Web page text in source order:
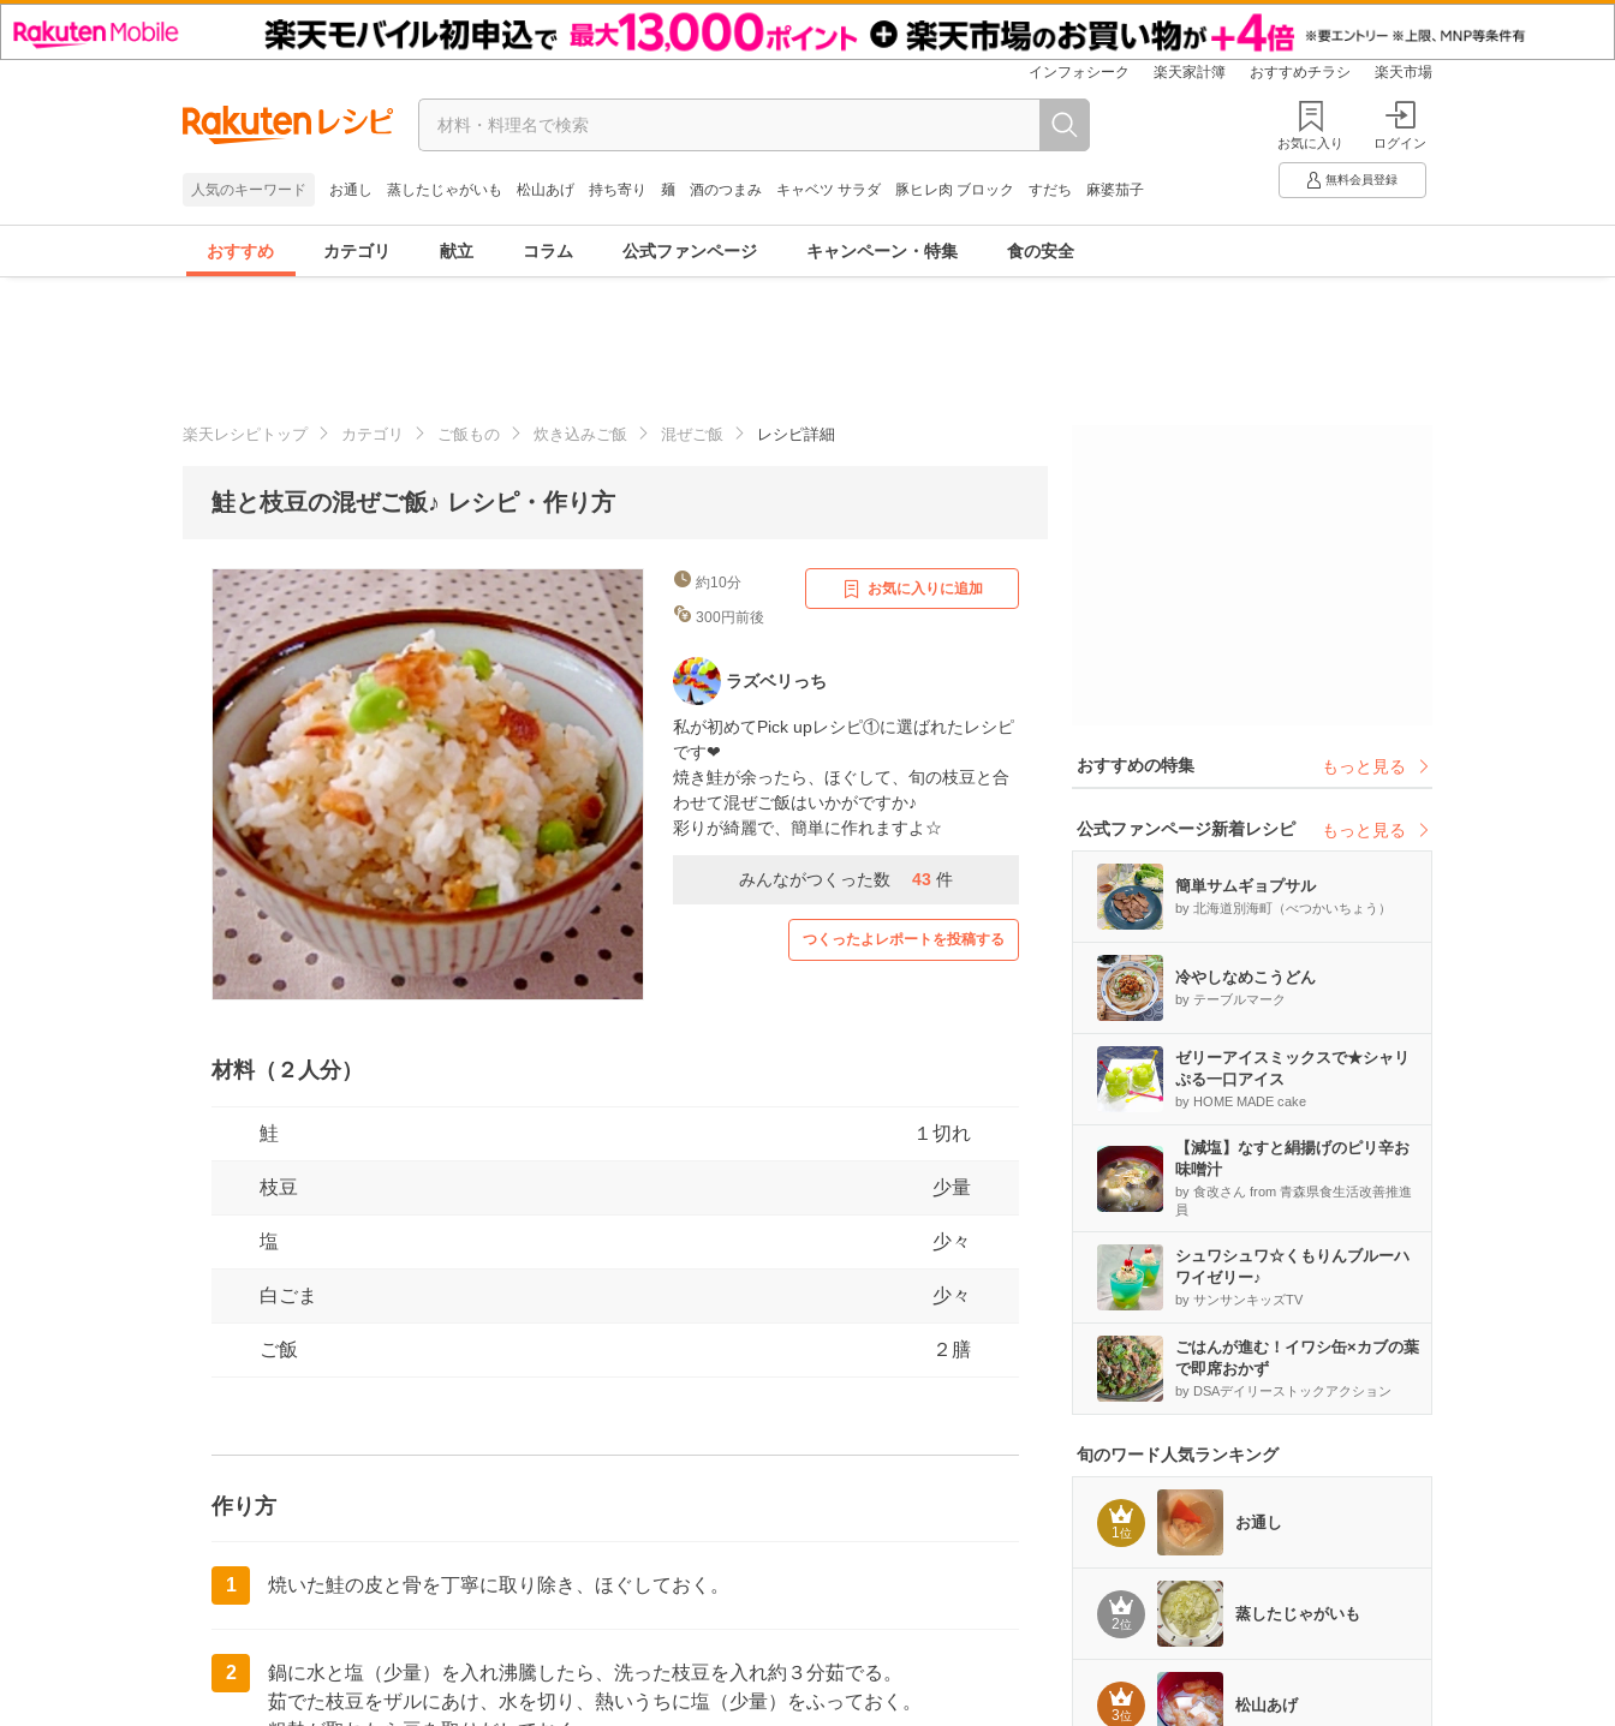
インフォシーク 楽天家計簿 おすすめチラシ 楽天市場
人気のキーワード お通し 蒸したじゃがいも 松山あげ 持ち寄り 麺 酒のつまみ キャベツ サラダ 豚ヒレ肉 ブロック すだち 麻婆茄子
お気に入り ログイン
無料会員登録
おすすめ カテゴリ 献立 コラム 公式ファンページ キャンペーン・特集 食の安全
楽天レシピトップ カテゴリ ご飯もの 炊き込みご飯 混ぜご飯 レシピ詳細
鮭と枝豆の混ぜご飯♪ レシピ・作り方
約10分
300円前後
お気に入りに追加
ラズベリっち
私が初めてPick upレシピ①に選ばれたレシピ
です❤
焼き鮭が余ったら、ほぐして、旬の枝豆と合
わせて混ぜご飯はいかがですか♪
彩りが綺麗で、簡単に作れますよ☆
みんながつくった数 43 件
つくったよレポートを投稿する
材料（２人分）
鮭 １切れ
枝豆 少量
塩 少々
白ごま 少々
ご飯 ２膳
作り方
1 焼いた鮭の皮と骨を丁寧に取り除き、ほぐしておく。
2
鍋に水と塩（少量）を入れ沸騰したら、洗った枝豆を入れ約３分茹でる。
茹でた枝豆をザルにあけ、水を切り、熱いうちに塩（少量）をふっておく。
おすすめの特集 もっと見る
公式ファンページ新着レシピ もっと見る
簡単サムギョプサル
by 北海道別海町（べつかいちょう）
冷やしなめこうどん
by テーブルマーク
ゼリーアイスミックスで★シャリ
ぷる一口アイス
by HOME MADE cake
【減塩】なすと絹揚げのピリ辛お
味噌汁
by 食改さん from 青森県食生活改善推進
員
シュワシュワ☆くもりんブルーハ
ワイゼリー♪
by サンサンキッズTV
ごはんが進む！イワシ缶×カブの葉
で即席おかず
by DSAデイリーストックアクション
旬のワード人気ランキング
1位
お通し
2位
蒸したじゃがいも
3位
松山あげ